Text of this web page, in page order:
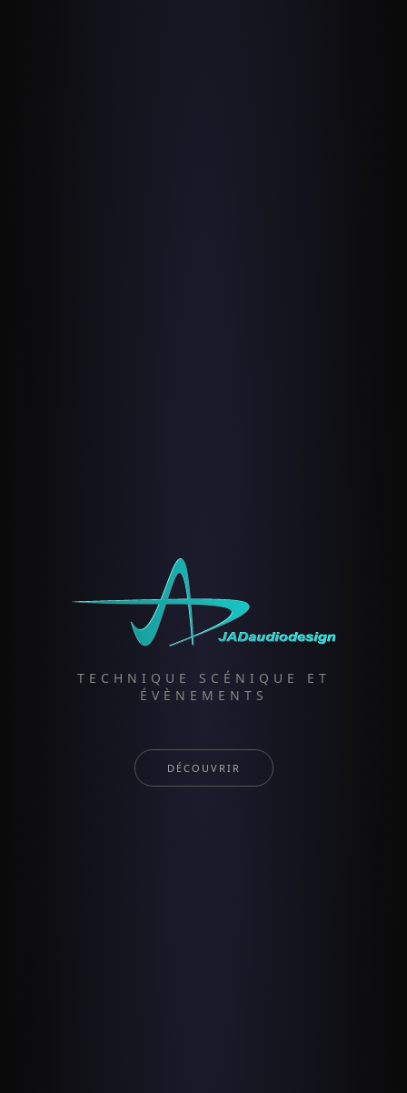
TECHNIQUE SCÉNIQUE ET
ÉVÈNEMENTS
DÉCOUVRIR